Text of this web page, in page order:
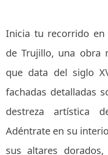
Inicia tu recorrido en
de Trujillo, una obra
que data del siglo
fachadas detalladas
destreza artística
Adéntrate en su
sus altares